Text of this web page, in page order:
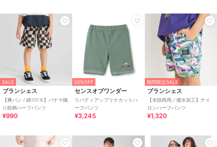
SALE
ブランシェス
【爽パン / 綿100％】パナマ織
り総柄ハーフパンツ
¥990
50%OFF
センスオブワンダー
リバティアップリケカットハ
ーフパンツ
¥3,245
期間限定SALE
ブランシェス
【水陸両用／撥水加工】ナイ
ロンハーフパンツ
¥1,320